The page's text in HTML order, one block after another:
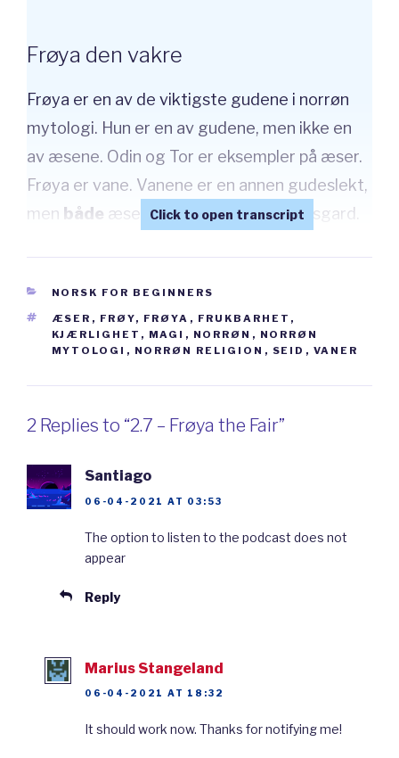
Frøya den vakre
Frøya er en av de viktigste gudene i norrøn
mytologi. Hun er en av gudene, men ikke en
av æsene. Odin og Tor er eksempler på æser.
Frøya er vane. Vanene er en annen gudeslekt,
men både æser ogvaner kunne bo i Åsgard.
barn en kvinne får eller hvor godt planter
vokser i jorda. Frøya er også gudinna for
døden. Det er interessant at hun var gudinne
for både liv og død.
Frøya hadde et nært forhold til de døde. De
som døde i krig, gikk enten til Odin eller til
Frøya. Dersom man døde i et
sendt til Odins eller Frøyas hall.
mens den andre halvparten blei sendt til
Frøya var også gudinne for fruktbarhet. Hun
CATEGORIES
NORSK FOR BEGINNERS
TAGS
ÆSER , FRØY, FRØYA , FRUKBARHET ,
KJÆRLIGHET , MAGI , NORRØN , NORRØN
MYTOLOGI , NORRØN RELIGION , SEID , VANER
2 Replies to “2.7 – Frøya the Fair”
Santiago
06-04-2021 AT 03:53
The option to listen to the podcast does not
appear
Reply
Marius Stangeland
06-04-2021 AT 18:32
It should work now. Thanks for notifying me!